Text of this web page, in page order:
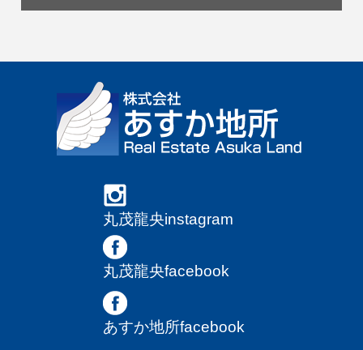
丸茂龍央instagram
丸茂龍央facebook
あすか地所facebook